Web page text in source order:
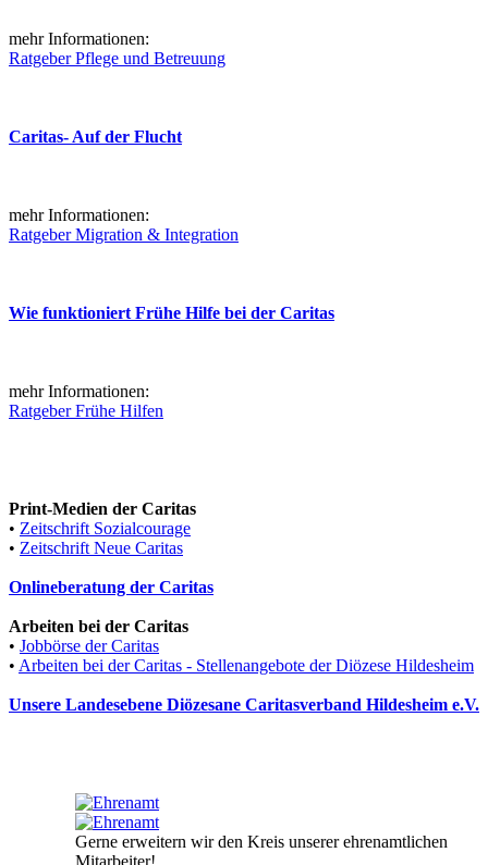
mehr Informationen:
Ratgeber Pflege und Betreuung
Caritas- Auf der Flucht
mehr Informationen:
Ratgeber Migration & Integration
Wie funktioniert Frühe Hilfe bei der Caritas
mehr Informationen:
Ratgeber Frühe Hilfen
Print-Medien der Caritas
• Zeitschrift Sozialcourage
• Zeitschrift Neue Caritas
Onlineberatung der Caritas
Arbeiten bei der Caritas
• Jobbörse der Caritas
• Arbeiten bei der Caritas - Stellenangebote der Diözese Hildesheim
Unsere Landesebene Diözesane Caritasverband Hildesheim e.V.
Gerne erweitern wir den Kreis unserer ehrenamtlichen
Mitarbeiter!